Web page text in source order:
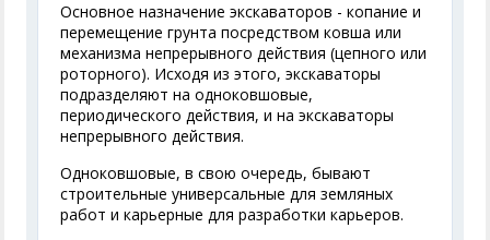
Основное назначение экскаваторов - копание и
перемещение грунта посредством ковша или
механизма непрерывного действия (цепного или
роторного). Исходя из этого, экскаваторы
подразделяют на одноковшовые,
периодического действия, и на экскаваторы
непрерывного действия.
Одноковшовые, в свою очередь, бывают
строительные универсальные для земляных
работ и карьерные для разработки карьеров.